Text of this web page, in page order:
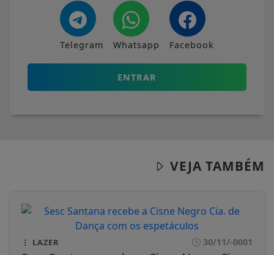
Telegram Whatsapp Facebook
ENTRAR
VEJA TAMBÉM
LAZER 30/11/-0001